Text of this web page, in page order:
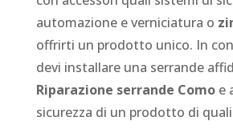
automazione e verniciatura o
offrirti un prodotto unico. In
devi installare una serrande
Riparazione serrande Comoe
sicurezza di un prodotto di